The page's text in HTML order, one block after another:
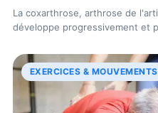
La coxarthrose, arthrose de
développe progressivement et p
EXERCICES & MOUVEMENTS